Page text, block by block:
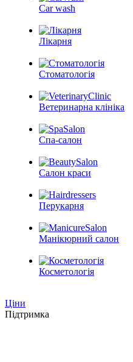
Car wash
Лікарня
Стоматологія
Ветеринарна клініка
Спа-салон
Салон краси
Перукарня
Манікюрний салон
Косметологія
Ціни
Підтримка